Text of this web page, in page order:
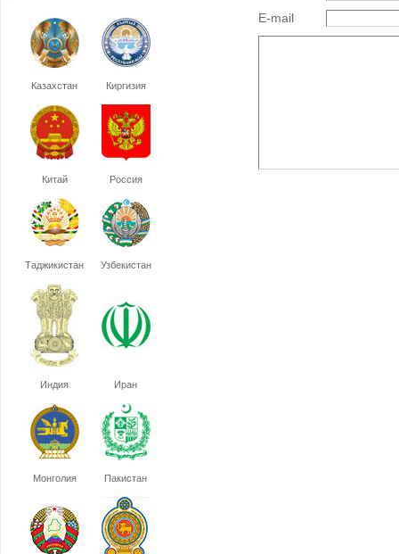
Казахстан Киргизия
Китай Россия
Таджикистан Узбекистан
Индия Иран
Монголия Пакистан
E-mail